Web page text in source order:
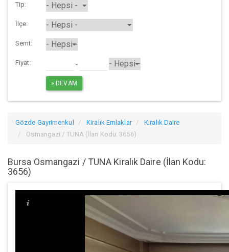
Tip:
İlçe:
Semt:
Fiyat: -
Gözde Gayrimenkul Kiralık Emlaklar
Kiralık Daire
Osmangazi / TUNA (İlan Kodu: 3656)
Bursa Osmangazi / TUNA Kiralık Daire (İlan Kodu:
3656)